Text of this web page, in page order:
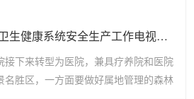
五云山疗养院传达省卫生健康系统安全生产工作电视电话会议精神
接下来转型为医院，兼具疗养院和医院
名胜区，一方面要做好属地管理的森林